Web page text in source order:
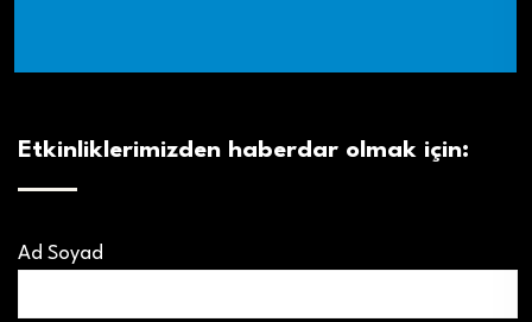
Etkinliklerimizden haberdar olmak için:
Ad Soyad